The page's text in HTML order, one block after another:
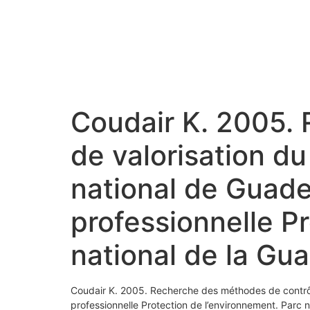
Coudair K. 2005.
de valorisation
national de
professionnelle
national de la
Coudair K. 2005. Recherche des méthodes de
professionnelle Protection de l’environnement. Parc